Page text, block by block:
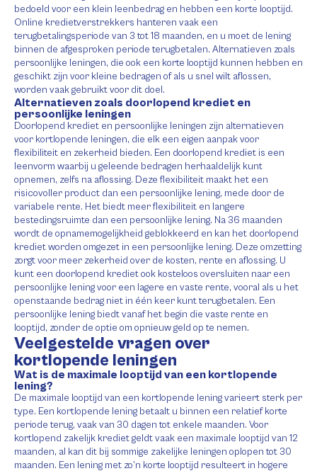
bedoeld voor een klein leenbedrag en hebben een korte looptijd.
Online kredietverstrekkers hanteren vaak een
terugbetalingsperiode van 3 tot 18 maanden, en u moet de lening
binnen de afgesproken periode terugbetalen. Alternatieven zoals
persoonlijke leningen, die ook een korte looptijd kunnen hebben en
geschikt zijn voor kleine bedragen of als u snel wilt aflossen,
worden vaak gebruikt voor dit doel.
Alternatieven zoals doorlopend krediet en
persoonlijke leningen
Doorlopend krediet en persoonlijke leningen zijn alternatieven
voor kortlopende leningen, die elk een eigen aanpak voor
flexibiliteit en zekerheid bieden. Een doorlopend krediet is een
leenvorm waarbij u geleende bedragen herhaaldelijk kunt
opnemen, zelfs na aflossing. Deze flexibiliteit maakt het een
risicovoller product dan een persoonlijke lening, mede door de
variabele rente. Het biedt meer flexibiliteit en langere
bestedingsruimte dan een persoonlijke lening. Na 36 maanden
wordt de opnamemogelijkheid geblokkeerd en kan het doorlopend
krediet worden omgezet in een persoonlijke lening. Deze omzetting
zorgt voor meer zekerheid over de kosten, rente en aflossing. U
kunt een doorlopend krediet ook kosteloos oversluiten naar een
persoonlijke lening voor een lagere en vaste rente, vooral als u het
openstaande bedrag niet in één keer kunt terugbetalen. Een
persoonlijke lening biedt vanaf het begin die vaste rente en
looptijd, zonder de optie om opnieuw geld op te nemen.
Veelgestelde vragen over
kortlopende leningen
Wat is de maximale looptijd van een kortlopende
lening?
De maximale looptijd van een kortlopende lening varieert sterk per
type. Een kortlopende lening betaalt u binnen een relatief korte
periode terug, vaak van 30 dagen tot enkele maanden. Voor
kortlopend zakelijk krediet geldt vaak een maximale looptijd van 12
maanden, al kan dit bij sommige zakelijke leningen oplopen tot 30
maanden. Een lening met zo’n korte looptijd resulteert in hogere